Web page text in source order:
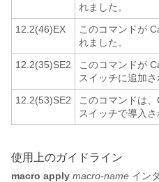
れました。
12.2(46)EX
このコマンドが
れました。
12.2(35)SE2
このコマンドが
スイッチに追加さ
12.2(53)SE2
このコマンドは
スイッチで導入さ
使用上のガイドライン
macro apply macro-name イン